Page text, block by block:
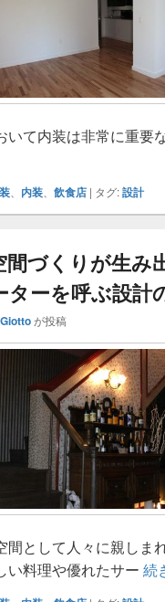
いて内装は非常に重要
内装 飲食店 | タグ:設計
間づくりが生み
ターを呼ぶ設計
Giottoが投稿
間として人々に親しま
い料理や優れたサー 続